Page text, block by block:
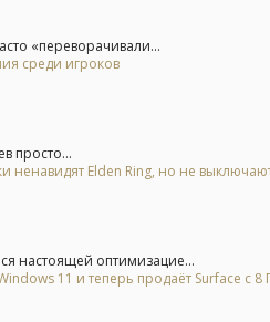
«переворачивали...
среди игроков
просто...
ненавидят Elden Ring, но не
настоящей оптимизацие...
11 и теперь продаёт Surface с 8